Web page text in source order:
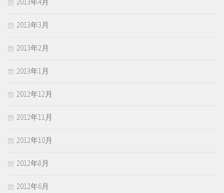
2013年3月
2013年2月
2013年1月
2012年12月
2012年11月
2012年10月
2012年8月
2012年6月